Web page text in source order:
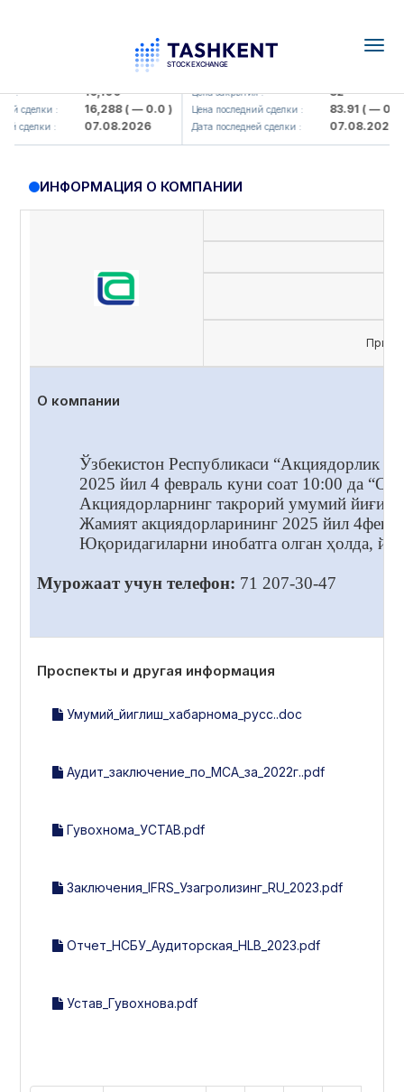
: 16,100
сделки : 16,288( — 0.0 )
сделки : 07.08.2026
KFSK (<Kafolat sug'urta
Цена закрытия : 82
Цена последний сделки : 83.91( — 0.0 )
Дата последней сделки : 07.08.2026
ИНФОРМАЦИЯ О КОМПАНИИ
О компании
Ўзбекистон Республикаси “Акциядорлик
2025 йил 4 февраль куни соат 10:00 да
Акциядорларнинг такрорий умумий
Жамият акциядорларининг 2025 йил
Юқоридагиларни инобатга олган ҳолда,
Мурожаат учун телефон: 71 207-30-47
Проспекты и другая информация
Умумий_йиглиш_хабарнома_русс..doc
Аудит_заключение_по_МСА_за_2022г..pdf
Гувохнома_УСТАВ.pdf
Заключения_IFRS_Узагролизинг_RU_2023.pdf
Отчет_НСБУ_Аудиторская_HLB_2023.pdf
Устав_Гувохнова.pdf